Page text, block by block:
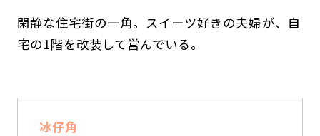
閑静な住宅街の一角。スイーツ好きの夫婦が、自
宅の1階を改装して営んでいる。
冰仔角